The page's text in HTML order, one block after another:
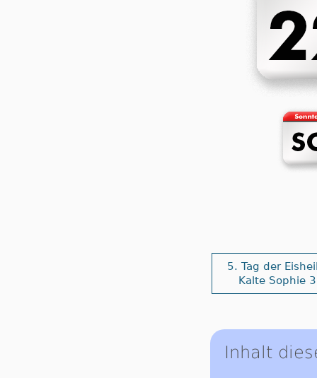
5. Tag der
Kalte Sophie
Inhalt